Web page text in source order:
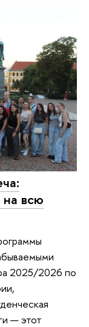
на всю
2025/2026 по
— этот